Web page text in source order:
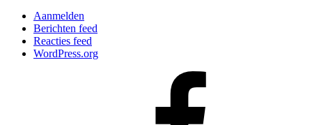
Aanmelden
Berichten feed
Reacties feed
WordPress.org